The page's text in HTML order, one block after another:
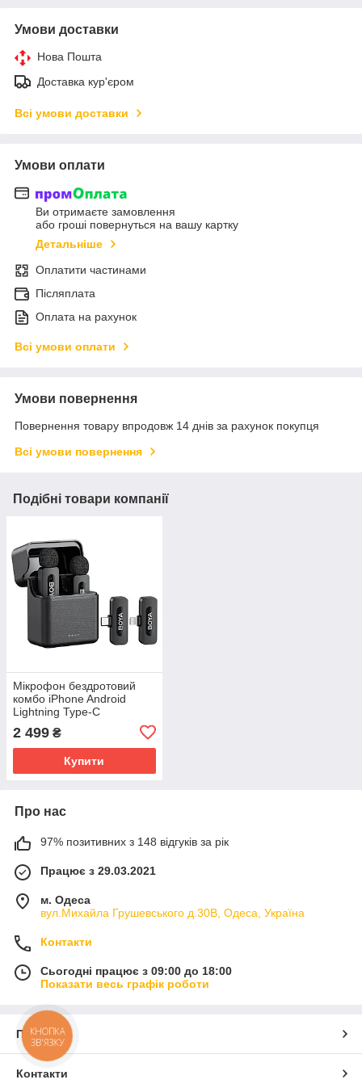
Умови доставки
Нова Пошта
Доставка кур'єром
Всі умови доставки
Умови оплати
Ви отримаєте замовлення
або гроші повернуться на вашу картку
Детальніше
Оплатити частинами
Післяплата
Оплата на рахунок
Всі умови оплати
Умови повернення
Повернення товару впродовж 14 днів за рахунок покупця
Всі умови повернення
Подібні товари компанії
Мікрофон бездротовий
комбо iPhone Android
Lightning Type-C
Combo
2 499 ₴
Купити
Про нас
97% позитивних з 148 відгуків за рік
Працює з 29.03.2021
м. Одеса
вул.Михайла Грушевського д.30В, Одеса, Україна
Контакти
Сьогодні працює з 09:00 до 18:00
Показати весь графік роботи
Про нас
Контакти
КНОПКА
ЗВ'ЯЗКУ